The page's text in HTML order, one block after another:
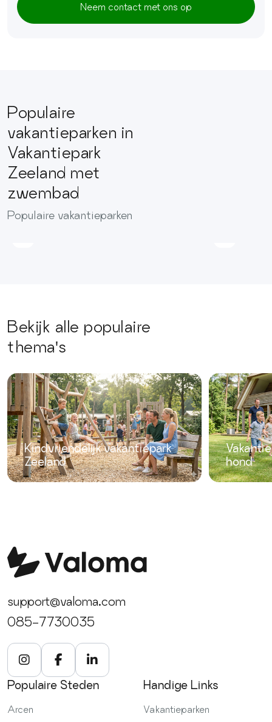
Neem contact met ons op
Populaire
vakantieparken in
Vakantiepark
Zeeland met
zwembad
Populaire vakantieparken
De
Bekijk alle populaire
thema's
Kindvriendelijk vakantiepark
Zeeland
hond
support@valoma.com
085-7730035
Populaire Steden
Arcen
Handige Links
Vakantieparken